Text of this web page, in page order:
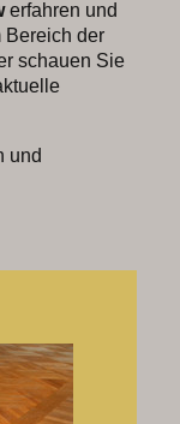
erfahren und
Bereich der
schauen Sie
und